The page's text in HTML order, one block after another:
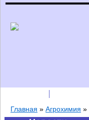
Главная » Агрохимия »